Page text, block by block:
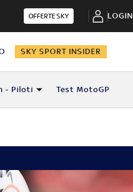
OFFERTE SKY LOGIN
SKY SPORT INSIDER
- Piloti Test MotoGP